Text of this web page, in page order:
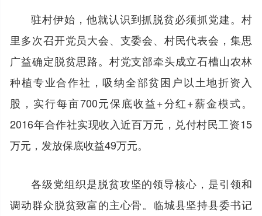
驻村伊始，他就认识到抓脱贫必须抓党建。村
里多次召开党员大会、支委会、村民代表会，集思
广益确定脱贫思路。村党支部牵头成立石槽山农林
种植专业合作社，吸纳全部贫困户以土地折资入
股，实行每亩700元保底收益+分红+薪金模式。
2016年合作社实现收入近百万元，兑付村民工资15
万元，发放保底收益49万元。
各级党组织是脱贫攻坚的领导核心，是引领和
调动群众脱贫致富的主心骨。临城县坚持县委书记